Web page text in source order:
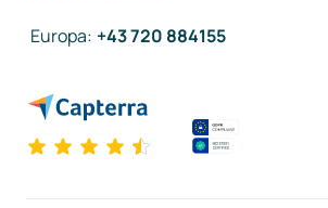
Europa: +43 720 884155